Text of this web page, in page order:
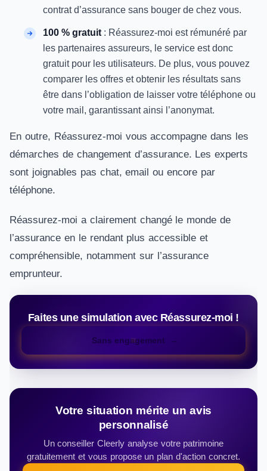
contrat d’assurance sans bouger de chez vous.
100 % gratuit : Réassurez-moi est rémunéré par
les partenaires assureurs, le service est donc
gratuit pour les utilisateurs. De plus, vous pouvez
comparer les offres et obtenir les résultats sans
être dans l’obligation de laisser votre téléphone ou
votre mail, garantissant ainsi l’anonymat.
En outre, Réassurez-moi vous accompagne dans les
démarches de changement d’assurance. Les experts
sont joignables pas chat, email ou encore par
téléphone.
Réassurez-moi a clairement changé le monde de
l’assurance en le rendant plus accessible et
compréhensible, notamment sur l’assurance
emprunteur.
Faites une simulation avec Réassurez-moi !
Sans engagement
Votre situation mérite un avis
personnalisé
Un conseiller Cleerly analyse votre patrimoine
gratuitement et vous propose un plan d'action concret.